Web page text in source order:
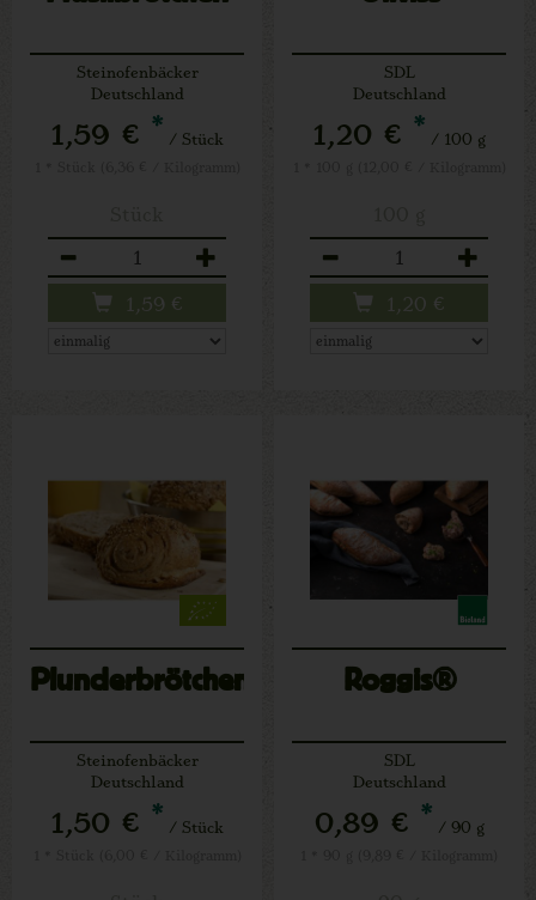
Steinofenbäcker
Deutschland
1,59 € * / Stück
1,59 €
SDL
Deutschland
1,20 € * / 100 g
1,20 €
Plunderbrötchen
Steinofenbäcker
Deutschland
1,50 € * / Stück
Roggis®
SDL
Deutschland
0,89 € * / 90 g